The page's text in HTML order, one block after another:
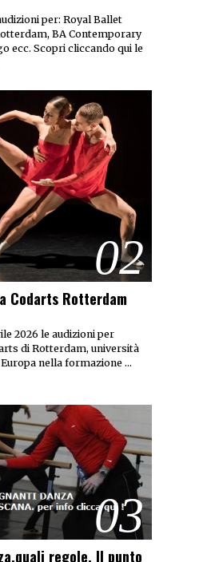
per: Royal Ballet
BA Contemporary
ecc. Scopri cliccando qui le
02
Codarts Rotterdam
2026 le audizioni per
di Rotterdam, università
nella formazione …
03
regole. Il punto